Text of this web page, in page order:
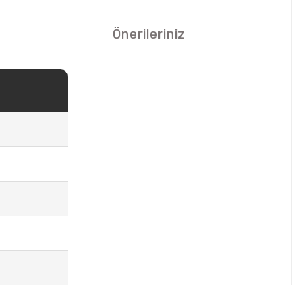
Önerileriniz